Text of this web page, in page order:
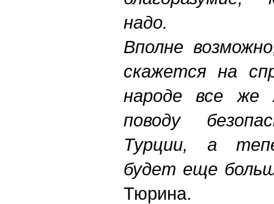
надо.
Вполне
скажется на
народе все же
поводу
Турции, а
будет еще
Тюрина.